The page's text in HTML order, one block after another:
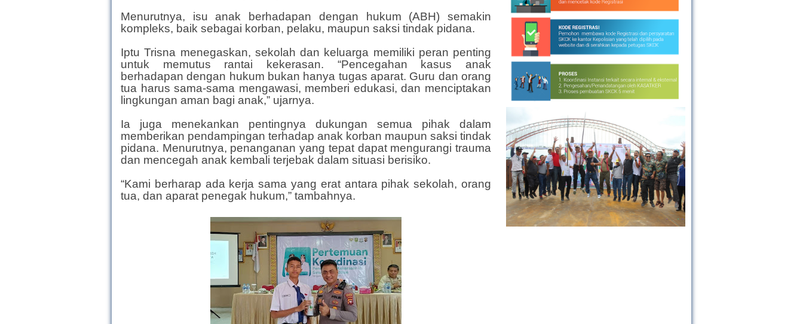
Menurutnya, isu anak berhadapan dengan hukum (ABH) semakin
kompleks, baik sebagai korban, pelaku, maupun saksi tindak pidana.
Iptu Trisna menegaskan, sekolah dan keluarga memiliki peran penting
untuk memutus rantai kekerasan. “Pencegahan kasus anak
berhadapan dengan hukum bukan hanya tugas aparat. Guru dan orang
tua harus sama-sama mengawasi, memberi edukasi, dan menciptakan
lingkungan aman bagi anak,” ujarnya.
Ia juga menekankan pentingnya dukungan semua pihak dalam
memberikan pendampingan terhadap anak korban maupun saksi tindak
pidana. Menurutnya, penanganan yang tepat dapat mengurangi trauma
dan mencegah anak kembali terjebak dalam situasi berisiko.
“Kami berharap ada kerja sama yang erat antara pihak sekolah, orang
tua, dan aparat penegak hukum,” tambahnya.